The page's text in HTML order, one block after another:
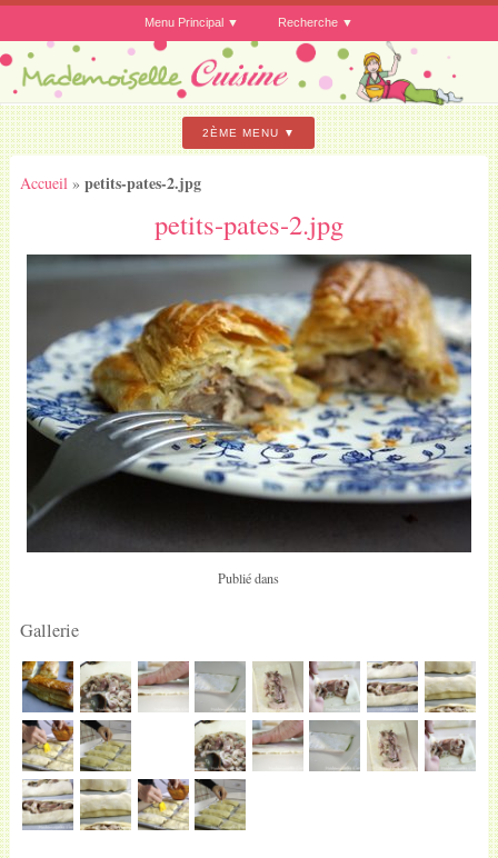
Menu Principal Recherche
2ÈME MENU
Accueil » petits-pates-2.jpg
petits-pates-2.jpg
Publié dans
Gallerie